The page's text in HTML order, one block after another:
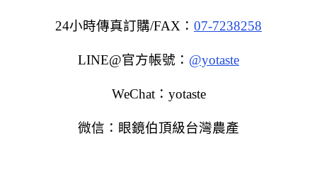
24小時傳真訂購/FAX： 07-7238258
LINE@官方帳號： @yotaste
WeChat：yotaste
微信：眼鏡伯頂級台灣農產